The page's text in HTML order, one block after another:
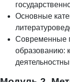
Основные
Современные
образованию: